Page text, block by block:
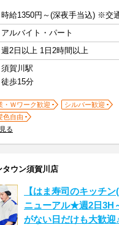
時給1350円～(深夜手当込) ※交
アルバイト・パート
週2日以上 1日2時間以上
須賀川駅
徒歩15分
・Ｗワーク歓迎
シルバー歓迎
色自由
る
ウン須賀川店
【はま寿司のキッチン
ニューアル★週2日3H
がない日だけも大歓迎♪